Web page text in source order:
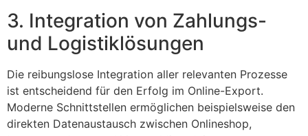
3. Integration von Zahlungs-
und Logistiklösungen
Die reibungslose Integration aller relevanten Prozesse
ist entscheidend für den Erfolg im Online-Export.
Moderne Schnittstellen ermöglichen beispielsweise den
direkten Datenaustausch zwischen Onlineshop,